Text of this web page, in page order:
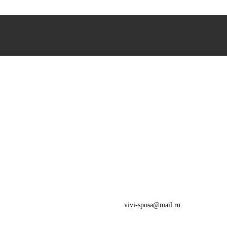
vivi-sposa@mail.ru